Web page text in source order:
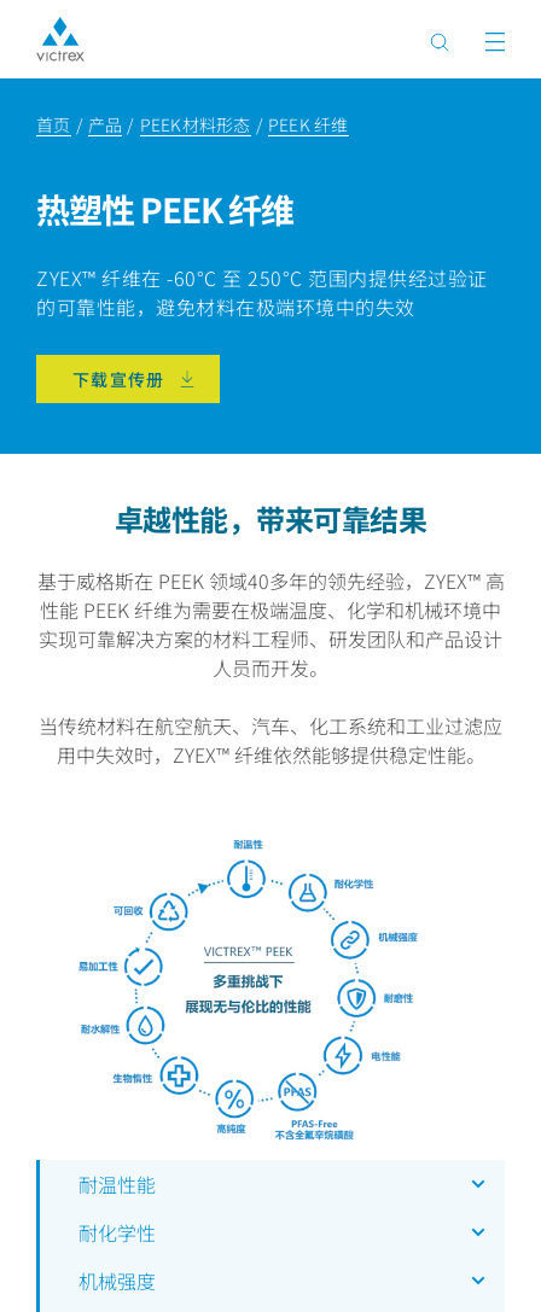
首页 产品 PEEK材料形态 PEEK 纤维
热塑性 PEEK 纤维
ZYEX™ 纤维在 -60°C 至 250°C 范围内提供经过验证
的可靠性能，避免材料在极端环境中的失效
下载宣传册
卓越性能，带来可靠结果
基于威格斯在 PEEK 领域40多年的领先经验，ZYEX™ 高
性能 PEEK 纤维为需要在极端温度、化学和机械环境中
实现可靠解决方案的材料工程师、研发团队和产品设计
人员而开发。
当传统材料在航空航天、汽车、化工系统和工业过滤应
用中失效时，ZYEX™ 纤维依然能够提供稳定性能。
耐温性能
耐化学性
机械强度